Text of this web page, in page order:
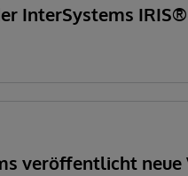
InterSystems
veröffentlicht neue